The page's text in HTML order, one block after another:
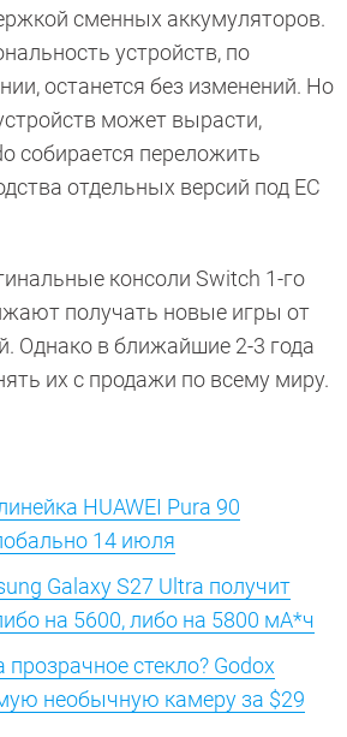
сменных аккумуляторов.
устройств, по
останется без изменений. Но
может вырасти,
собирается переложить
отдельных версий под ЕС
консоли Switch 1-го
получать новые игры от
Однако в ближайшие 2-3 года
их с продажи по всему миру.
HUAWEI Pura 90
14 июля
Galaxy S27 Ultra получит
на 5600, либо на 5800 мА*ч
стекло? Godox
необычную камеру за $29